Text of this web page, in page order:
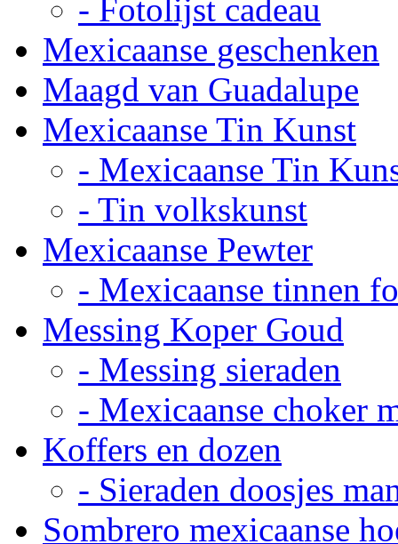
- Fotolijst cadeau
Mexicaanse geschenken
Maagd van Guadalupe
Mexicaanse Tin Kunst
- Mexicaanse Tin
- Tin volkskunst
Mexicaanse Pewter
- Mexicaanse tinnen
Messing Koper Goud
- Messing sieraden
- Mexicaanse choker
Koffers en dozen
- Sieraden doosjes
Sombrero mexicaanse